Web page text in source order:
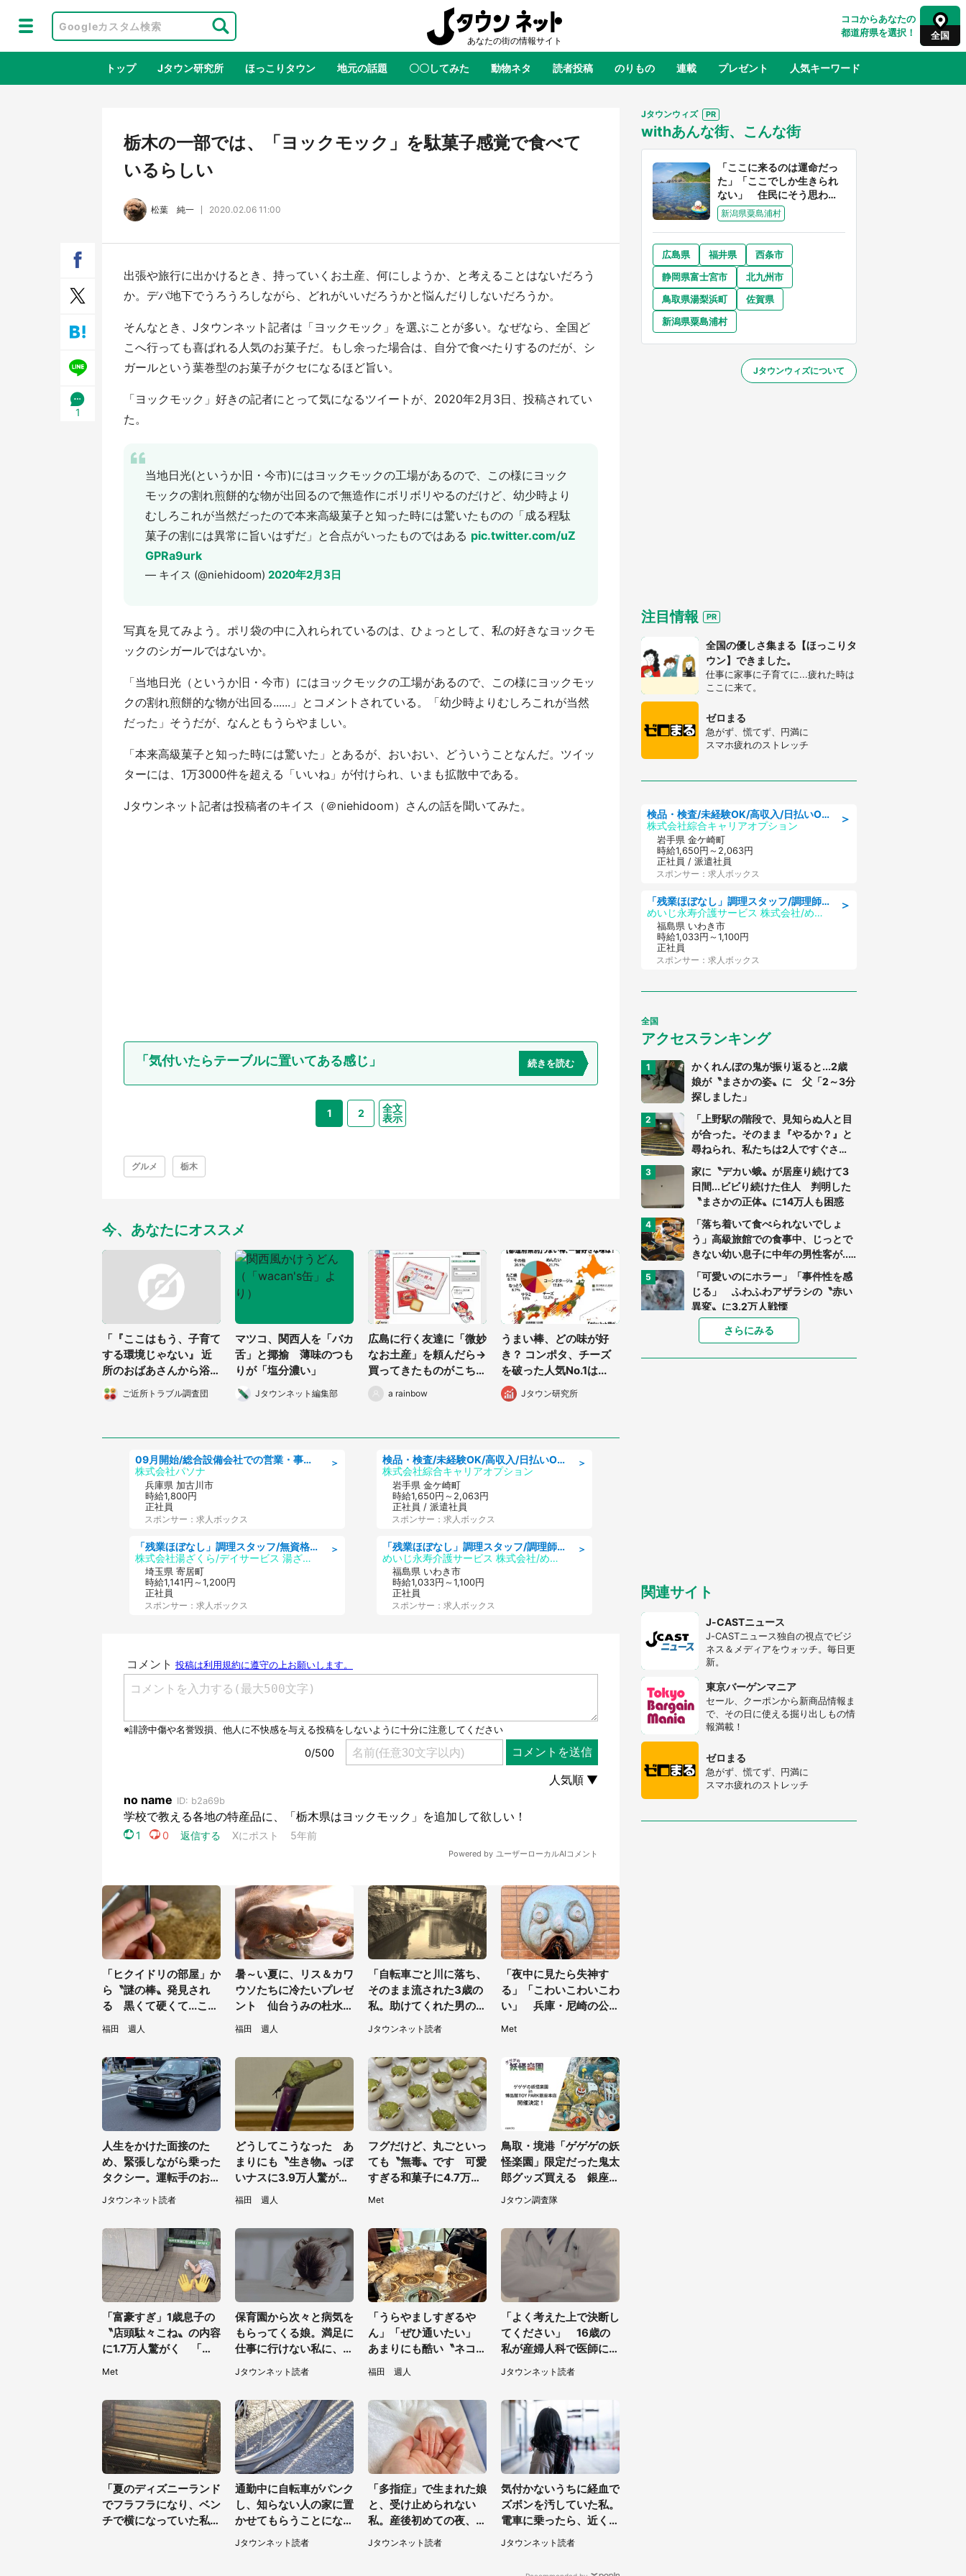
ココからあなたの
都道府県を選択！
全国
全国 全国
東北 青森 岩手 宮城 山形 福島
千葉 東京 神奈川
奈良 和歌山
中国 鳥取 島根 岡山 山口
九州 福岡 佐賀 長崎 大分 宮崎
トップ Jタウン研究所 ほっこりタウン 地元の話題 〇〇してみた 動物ネタ 読者投稿 のりもの 連載 プレゼント 人気キーワード
地域×二次元 あの時はありがとう 物語がはじまる町へ ふるさと納税
アニメ『はたらく細胞』と神奈川県の
3度目コラボ 作品の世界観通じて
日限定】
鳥取・境港「ゲゲゲの妖怪楽園」限定
だった鬼太郎グッズ買える 銀座・博
服！？ 県公式プロモ動画で「聖地」
『薬屋のひとりごと』の〝舞〟の世界
に入り込む 六本木ヒルズ展望台でコ
ラボ、本邦初公開の「猫猫像」も【8
／1～10／26】
もっとみる
栃木の一部では、「ヨックモック」を駄菓子感覚で食べて
いるらしい
松葉 純一 2020.02.06 11:00
1
出張や旅行に出かけるとき、持っていくお土産、何にしようか、と考えることはないだろう
か。デパ地下でうろうろしながら、どれがいいだろうかと悩んだりしないだろうか。
そんなとき、Jタウンネット記者は「ヨックモック」を選ぶことが多い。なぜなら、全国ど
こへ行っても喜ばれる人気のお菓子だ。もし余った場合は、自分で食べたりするのだが、シ
ガールという葉巻型のお菓子がクセになるほど旨い。
「ヨックモック」好きの記者にとって気になるツイートが、2020年2月3日、投稿されてい
た。
当地日光(というか旧・今市)にはヨックモックの工場があるので、この様にヨック
モックの割れ煎餅的な物が出回るので無造作にボリボリやるのだけど、幼少時より
むしろこれが当然だったので本来高級菓子と知った時には驚いたものの「成る程駄
菓子の割には異常に旨いはずだ」と合点がいったものではある pic.twitter.com/uZ
GPRa9urk
— キイス (@niehidoom) 2020年2月3日
写真を見てみよう。ポリ袋の中に入れられているのは、ひょっとして、私の好きなヨックモ
ックのシガールではないか。
「当地日光（というか旧・今市）にはヨックモックの工場があるので、この様にヨックモッ
クの割れ煎餅的な物が出回る......」とコメントされている。「幼少時よりむしろこれが当然
だった」そうだが、なんともうらやましい。
「本来高級菓子と知った時には驚いた」とあるが、おいおい、どういうことなんだ。ツイッ
ターには、1万3000件を超える「いいね」が付けられ、いまも拡散中である。
Jタウンネット記者は投稿者のキイス（＠niehidoom）さんの話を聞いてみた。
「気付いたらテーブルに置いてある感じ」 続きを読む
1 2
全文
表示
グルメ 栃木
今、あなたにオススメ
「『ここはもう、子育て
する環境じゃない』 近
所のおばあさんから浴び
せられた言葉にショッ
ク」（千葉県・30代女
ご近所トラブル調査団
マツコ、関西人を「バカ
舌」と揶揄 薄味のつも
りが「塩分濃い」
Jタウンネット編集部
広島に行く友達に「微妙
なお土産」を頼んだら→
買ってきたものがこちら
です
a rainbow
うまい棒、どの味が好
き？ コンポタ、チーズ
を破った人気No.1は...
Jタウン研究所
＞
09月開始/総合設備会社での営業・事務のお仕事/車通勤可/賞与あり/営業/営業事務
株式会社パソナ
兵庫県 加古川市
時給1,800円
正社員
スポンサー：求人ボックス
＞
「残業ほぼなし」調理スタッフ/無資格可/正職員/日勤のみ/デイサービス/社会保障完備
株式会社湯ざくら/デイサービス 湯ざくらケアリゾート
埼玉県 寄居町
時給1,141円～1,200円
正社員
スポンサー：求人ボックス
＞
検品・検査/未経験OK/高収入/日払いOK/交替制/20・30・40代活躍中
株式会社綜合キャリアオプション
岩手県 金ケ崎町
時給1,650円～2,063円
正社員 / 派遣社員
スポンサー：求人ボックス
＞
「残業ほぼなし」調理スタッフ/調理師免許必須/正職員/日勤のみ/住宅型有料老人ホーム
めいじ永寿介護サービス 株式会社/めいじ永寿介護サービスセンター
福島県 いわき市
時給1,033円～1,100円
正社員
スポンサー：求人ボックス
「ヒクイドリの部屋」か
ら〝謎の棒〟発見され
る 黒くて硬くて...これ
は何？動物園に聞く
福田 週人
暑～い夏に、リス＆カワ
ウソたちに冷たいプレゼ
ント 仙台うみの杜水族
館の企画がやさしい【7
／31～8／23】
福田 週人
「自転車ごと川に落ち、
そのまま流された3歳の
私。助けてくれた男の子
が私の母に言ったの
は...」（千葉県・20代
Jタウンネット読者
「夜中に見たら失神す
る」「こわいこわいこわ
い」 兵庫・尼崎の公園
Met
人生をかけた面接のた
め、緊張しながら乗った
タクシー。運転手のおじ
さんが、スーツ姿の私を
見て...（福岡県・30代
女性）
Jタウンネット読者
どうしてこうなった あ
まりにも〝生き物〟っぽ
いナスに3.9万人驚がく
「そのまま精霊馬に使え
そう」
福田 週人
フグだけど、丸ごといっ
ても〝無毒〟です 可愛
すぎる和菓子に4.7万人
夢中「ふぐぅ～」「職人
Met
鳥取・境港「ゲゲゲの妖
怪楽園」限定だった鬼太
郎グッズ買える 銀座・
博品館TOY PARKへ急げ
【8／8～31】
Jタウン調査隊
「富豪すぎ」1歳息子の
〝店頭駄々こね〟の内容
に1.7万人驚がく 「お
Met
保育園から次々と病気を
もらってくる娘。満足に
仕事に行けない私に、会
社の社長が...（宮城県・
30代女性）
Jタウンネット読者
「うらやましすぎるや
ん」「ぜひ通いたい」
あまりにも酷い〝ネコハ
ラ〟受けられる喫茶店に
5.3万人驚がく
福田 週人
「よく考えた上で決断し
てください」 16歳の
私が産婦人科で医師に言
Jタウンネット読者
「夏のディズニーランド
でフラフラになり、ベン
チで横になっていた私。
通勤中に自転車がパンク
し、知らない人の家に置
かせてもらうことになっ
た私。帰りに取りに行く
と、なんと...（東京都・
Jタウンネット読者
「多指症」で生まれた娘
と、受け止められない
私。産後初めての夜、助
産師がミルクをあげてる
のを見て...（静岡県・2
Jタウンネット読者
気付かないうちに経血で
ズボンを汚していた私。
電車に乗ったら、近くの
女性客が小さな声で（千
葉県・10代女性）
Jタウンネット読者
Jタウンウィズ
withあんな街、こんな街
「ここに来るのは運命だっ
た」「ここでしか生きられ
ない」 住民にそう思わせ
る離島「粟島」の魅力【移
住婚受付中】
新潟県粟島浦村
広島県 福井県
西条市
静岡県富士宮市
北九州市
鳥取県湯梨浜町
佐賀県
新潟県粟島浦村
Jタウンウィズについて
注目情報
全国の優しさ集まる【ほっこりタ
ウン】できました。
仕事に家事に子育てに...疲れた時は
ここに来て。
ゼロまる
急がず、慌てず、円満に
スマホ疲れのストレッチ
＞
検品・検査/未経験OK/高収入/日払いOK/交替制/20・30・40代活躍中
株式会社綜合キャリアオプション
岩手県 金ケ崎町
時給1,650円～2,063円
正社員 / 派遣社員
スポンサー：求人ボックス
＞
「残業ほぼなし」調理スタッフ/調理師免許必須/正職員/日勤のみ/住宅型有料老人ホーム
めいじ永寿介護サービス 株式会社/めいじ永寿介護サービスセンター
福島県 いわき市
時給1,033円～1,100円
正社員
スポンサー：求人ボックス
全国
アクセスランキング
かくれんぼの鬼が振り返ると...2歳
娘が〝まさかの姿〟に 父「2～3分
探しました」
「上野駅の階段で、見知らぬ人と目
が合った。そのまま『やるか？』と
尋ねられ、私たちは2人ですぐさ
ま...」（茨城県・70代男性）
家に〝デカい蛾〟が居座り続けて3
日間...ビビり続けた住人 判明した
〝まさかの正体〟に14万人も困惑
「落ち着いて食べられないでしょ
う」高級旅館での食事中、じっとで
きない幼い息子に中年の男性客が...
（東京都・40代男性）
「可愛いのにホラー」「事件性を感
じる」 ふわふわアザラシの〝赤い
異変〟に3.2万人戦慄
「孫にあげると思って、あなたにこ
れをあげる」 真夏の山道で見知ら
ぬお婆さんに握らされたもの（山口
さらにみる
関連サイト
J-CASTニュース
J-CASTニュース独自の視点でビジ
ネス＆メディアをウォッチ。毎日更
新。
東京バーゲンマニア
セール、クーポンから新商品情報ま
で、その日に使える掘り出しもの情
報満載！
ゼロまる
急がず、慌てず、円満に
スマホ疲れのストレッチ